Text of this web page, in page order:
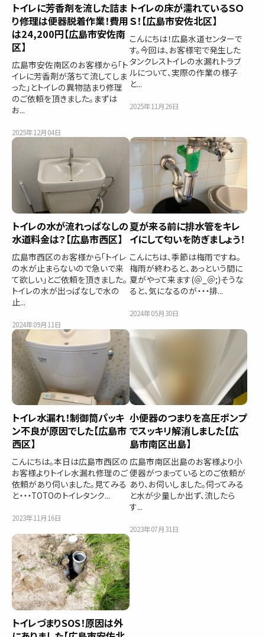
トイレに芳香剤を流した詰ま
り修理は便器脱着作業！費用
は24,200円【広島市安佐南
区】
広島市安佐南区のお客様から「ト
イレに芳香剤が落ちて流してしま
った」とトイレの異物詰まり修理
のご依頼を頂きました。まずは
お...
2025年12月04日
トイレの床が濡れているＳＯ
Ｓ！【広島市安佐北区】
こんにちは！広島水道センターで
す。今回は、お客様宅で発生した
タンクレストイレの水漏れトラブ
ルについて、実際の作業の様子
と...
2025年11月26日
トイレの水が流れっぱなしの
水道料金は？【広島市西区】
広島市西区のお客様から「トイレ
の水が止まらないので急いで来
て欲しい」とご依頼を頂きました。
トイレの水が出っぱなしで水の
止...
2024年09月11日
夏が来る前に排水管をキレ
イにして匂いを防ぎましょう！
こんにちは、季節は梅雨ですね。
梅雨が終わると、あっという間に
夏がやって来ます(＠_＠;)そうな
ると、気になるのが・・・排...
2024年05月30日
トイレ水漏れ！制御筒パッキ
ン不良が原因でした【広島市
西区】
こんにちは。本日は広島市西区の
お客様よりトイレ水漏れ修理のご
依頼があり伺いました。見てみる
と・・・TOTOのトイレタンク...
2023年11月16日
小便器のつまりを高圧ポンプ
でスッキリ解消しました【広
島市南区出島】
広島市南区出島のお客様より小
便器がつまっているとのご依頼が
あり、お伺いしました。伺ってみる
と水が少量しか出ず、流したら
す...
2023年07月31日
トイレづまりSOS！原因は外